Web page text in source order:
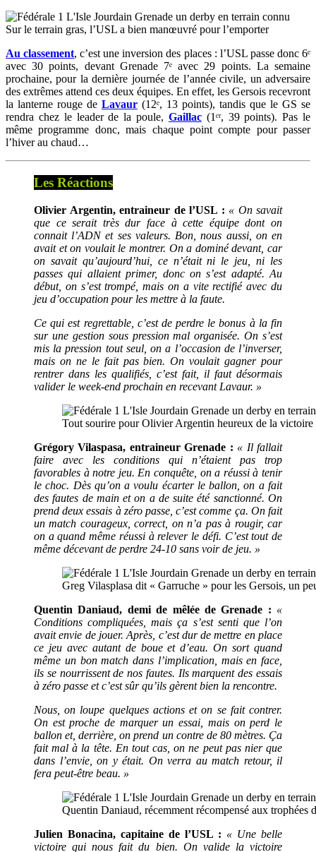
Sur le terrain gras, l’USL a bien manœuvré pour l’emporter
Au classement, c’est une inversion des places : l’USL passe donc 6ᵉ
avec 30 points, devant Grenade 7ᵉ avec 29 points. La semaine
prochaine, pour la dernière journée de l’année civile, un adversaire
des extrêmes attend ces deux équipes. En effet, les Gersois recevront
la lanterne rouge de Lavaur (12ᵉ, 13 points), tandis que le GS se
rendra chez le leader de la poule, Gaillac(1ᵉʳ, 39 points). Pas le
même programme donc, mais chaque point compte pour passer
l’hiver au chaud…
Les Réactions
Olivier Argentin, entraineur de l’USL : « On savait
que ce serait très dur face à cette équipe dont on
connait l’ADN et ses valeurs. Bon, nous aussi, on en
avait et on voulait le montrer. On a dominé devant, car
on savait qu’aujourd’hui, ce n’était ni le jeu, ni les
passes qui allaient primer, donc on s’est adapté. Au
début, on s’est trompé, mais on a vite rectifié avec du
jeu d’occupation pour les mettre à la faute.
Ce qui est regrettable, c’est de perdre le bonus à la fin
sur une gestion sous pression mal organisée. On s’est
mis la pression tout seul, on a l’occasion de l’inverser,
mais on ne le fait pas bien. On voulait gagner pour
rentrer dans les qualifiés, c’est fait, il faut désormais
valider le week-end prochain en recevant Lavaur. »
Tout sourire pour Olivier Argentin heureux de la victoire
Grégory Vilaspasa, entraineur Grenade : « Il fallait
faire avec les conditions qui n’étaient pas trop
favorables à notre jeu. En conquête, on a réussi à tenir
le choc. Dès qu’on a voulu écarter le ballon, on a fait
des fautes de main et on a de suite été sanctionné. On
prend deux essais à zéro passe, c’est comme ça. On fait
un match courageux, correct, on n’a pas à rougir, car
on a quand même réussi à relever le défi. C’est tout de
même décevant de perdre 24-10 sans voir de jeu. »
Greg Vilasplasa dit « Garruche » pour les Gersois, un
Quentin Daniaud, demi de mêlée de Grenade : «
Conditions compliquées, mais ça s’est senti que l’on
avait envie de jouer. Après, c’est dur de mettre en place
ce jeu avec autant de boue et d’eau. On sort quand
même un bon match dans l’implication, mais en face,
ils se nourrissent de nos fautes. Ils marquent des essais
à zéro passe et c’est sûr qu’ils gèrent bien la rencontre.
Nous, on loupe quelques actions et on se fait contrer.
On est proche de marquer un essai, mais on perd le
ballon et, derrière, on prend un contre de 80 mètres. Ça
fait mal à la tête. En tout cas, on ne peut pas nier que
dans l’envie, on y était. On verra au match retour, il
fera peut-être beau. »
Quentin Daniaud, récemment récompensé aux trophées
Julien Bonacina, capitaine de l’USL : « Une belle
victoire qui nous fait du bien. On valide la victoire